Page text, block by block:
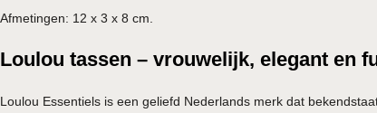
Afmetingen: 12 x 3 x 8 cm.
Loulou tassen – vrouwelijk, elegant en
Loulou Essentiels is een geliefd Nederlands merk dat